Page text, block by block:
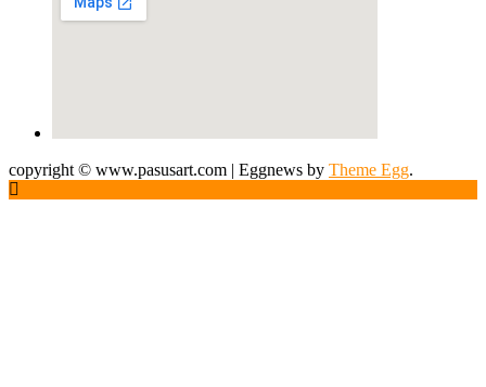
copyright © www.pasusart.com | Eggnews by Theme Egg.